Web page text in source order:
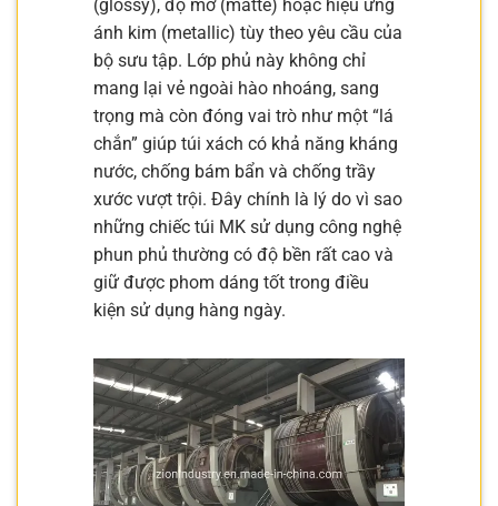
(glossy), độ mờ (matte) hoặc hiệu ứng
ánh kim (metallic) tùy theo yêu cầu của
bộ sưu tập. Lớp phủ này không chỉ
mang lại vẻ ngoài hào nhoáng, sang
trọng mà còn đóng vai trò như một “lá
chắn” giúp túi xách có khả năng kháng
nước, chống bám bẩn và chống trầy
xước vượt trội. Đây chính là lý do vì sao
những chiếc túi MK sử dụng công nghệ
phun phủ thường có độ bền rất cao và
giữ được phom dáng tốt trong điều
kiện sử dụng hàng ngày.